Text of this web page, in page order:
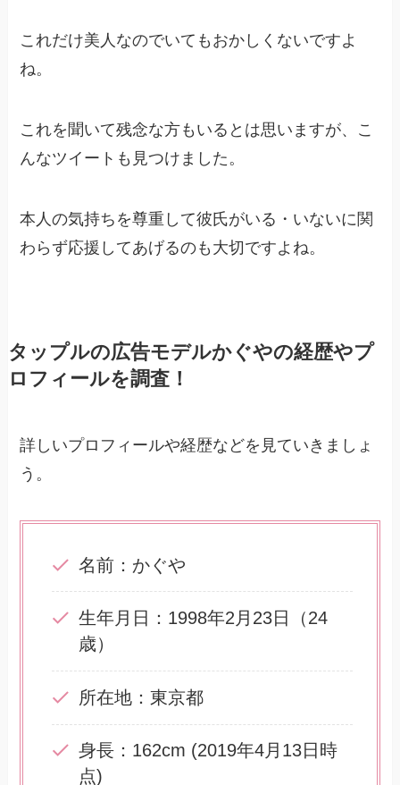
これだけ美人なのでいてもおかしくないですよ
ね。
これを聞いて残念な方もいるとは思いますが、こ
んなツイートも見つけました。
本人の気持ちを尊重して彼氏がいる・いないに関
わらず応援してあげるのも大切ですよね。
タップルの広告モデルかぐやの経歴やプ
ロフィールを調査！
詳しいプロフィールや経歴などを見ていきましょ
う。
名前：かぐや
生年月日：1998年2月23日（24
歳）
所在地：東京都
身長：162cm (2019年4月13日時
点)